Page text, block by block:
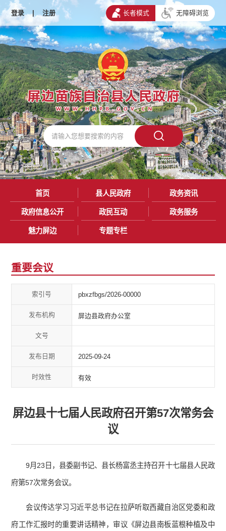
登录 | 注册 长者模式 无障碍浏览
首页 县人民政府 政务资讯
政府信息公开 政民互动 政务服务
魅力屏边 专题专栏
重要会议
索引号 pbxzfbgs/2026-00000
发布机构 屏边县政府办公室
文号
发布日期 2025-09-24
时效性 有效
屏边县十七届人民政府召开第57次常务会
议
9月23日，县委副书记、县长杨富丞主持召开十七届县人民政
府第57次常务会议。
会议传达学习习近平总书记在拉萨听取西藏自治区党委和政
府工作汇报时的重要讲话精神，审议《屏边县南板蓝根种植及中